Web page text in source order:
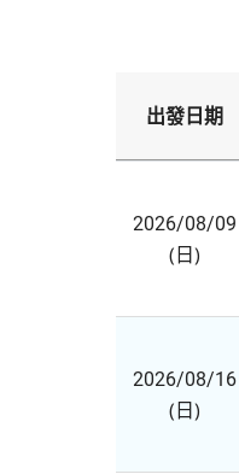
出發日期
2026/08/09
(日)
2026/08/16
(日)